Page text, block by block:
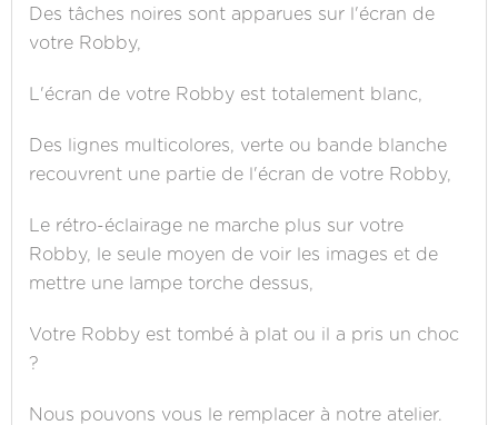
Des tâches noires sont apparues sur l'écran de
votre Robby,
L'écran de votre Robby est totalement blanc,
Des lignes multicolores, verte ou bande blanche
recouvrent une partie de l'écran de votre Robby,
Le rétro-éclairage ne marche plus sur votre
Robby, le seule moyen de voir les images et de
mettre une lampe torche dessus,
Votre Robby est tombé à plat ou il a pris un choc
?
Nous pouvons vous le remplacer à notre atelier.